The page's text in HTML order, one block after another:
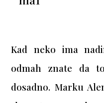
Kad neko ima
odmah znate da
dosadno. Marku